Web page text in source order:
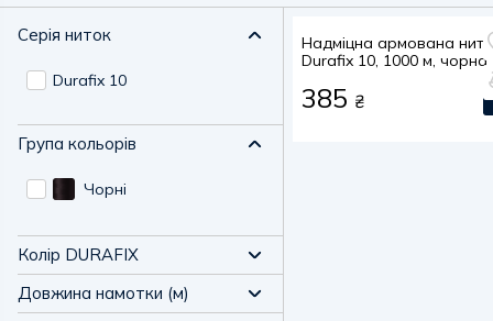
Серія ниток
Durafix 10
Група кольорів
Чорні
Колір DURAFIX
Довжина намотки (м)
Надміцна армована
Durafix 10, 1000 м, чорна
385 ₴